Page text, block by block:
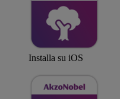
Installa su iOS